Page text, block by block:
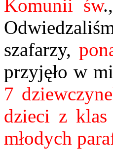
Komunii św
szafarzy,
przyjęło w
7
dzieci z
młodych